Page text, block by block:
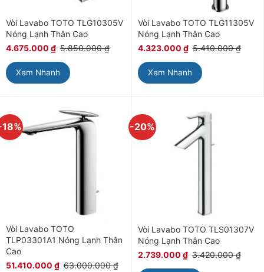
Vòi Lavabo TOTO TLG10305V
Nóng Lạnh Thân Cao
4.675.000 ₫ 5.850.000₫
Xem Nhanh
Vòi Lavabo TOTO TLG11305V
Nóng Lạnh Thân Cao
4.323.000 ₫ 5.410.000₫
Xem Nhanh
Vòi Lavabo TOTO
TLP03301A1 Nóng Lạnh Thân
Cao
51.410.000 ₫ 63.000.000₫
-20%
Vòi Lavabo TOTO TLS01307V
Nóng Lạnh Thân Cao
2.739.000 ₫ 3.420.000₫